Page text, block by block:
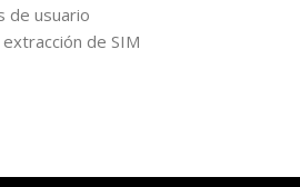
de usuario
de SIM